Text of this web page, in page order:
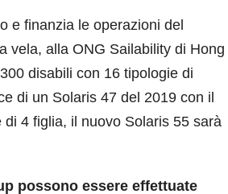
e finanzia le operazioni del
vela, alla ONG Sailability di Hong
disabili con 16 tipologie di
di un Solaris 47 del 2019 con il
4 figlia, il nuovo Solaris 55 sarà
possono essere effettuate